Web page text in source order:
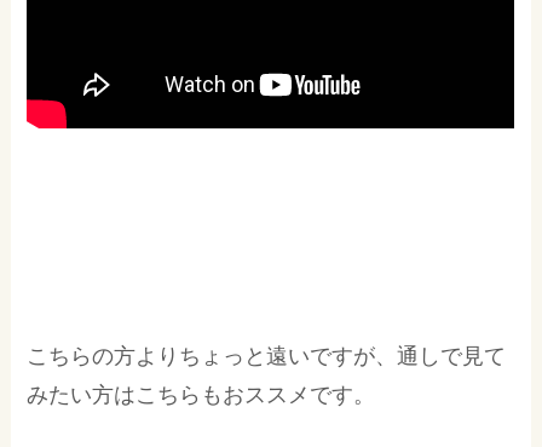
こちらの方よりちょっと遠いですが、通しで見て
みたい方はこちらもおススメです。